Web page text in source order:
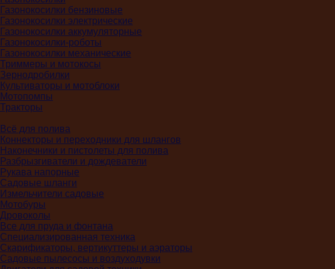
Газонокосилки бензиновые
Газонокосилки электрические
Газонокосилки аккумуляторные
Газонокосилки-роботы
Газонокосилки механические
Триммеры и мотокосы
Зернодробилки
Культиваторы и мотоблоки
Мотопомпы
Тракторы
Всё для полива
Коннекторы и переходники для шлангов
Наконечники и пистолеты для полива
Разбрызгиватели и дождеватели
Рукава напорные
Садовые шланги
Измельчители садовые
Мотобуры
Дровоколы
Все для пруда и фонтана
Специализированная техника
Скарификаторы, вертикуттеры и аэраторы
Садовые пылесосы и воздуходувки